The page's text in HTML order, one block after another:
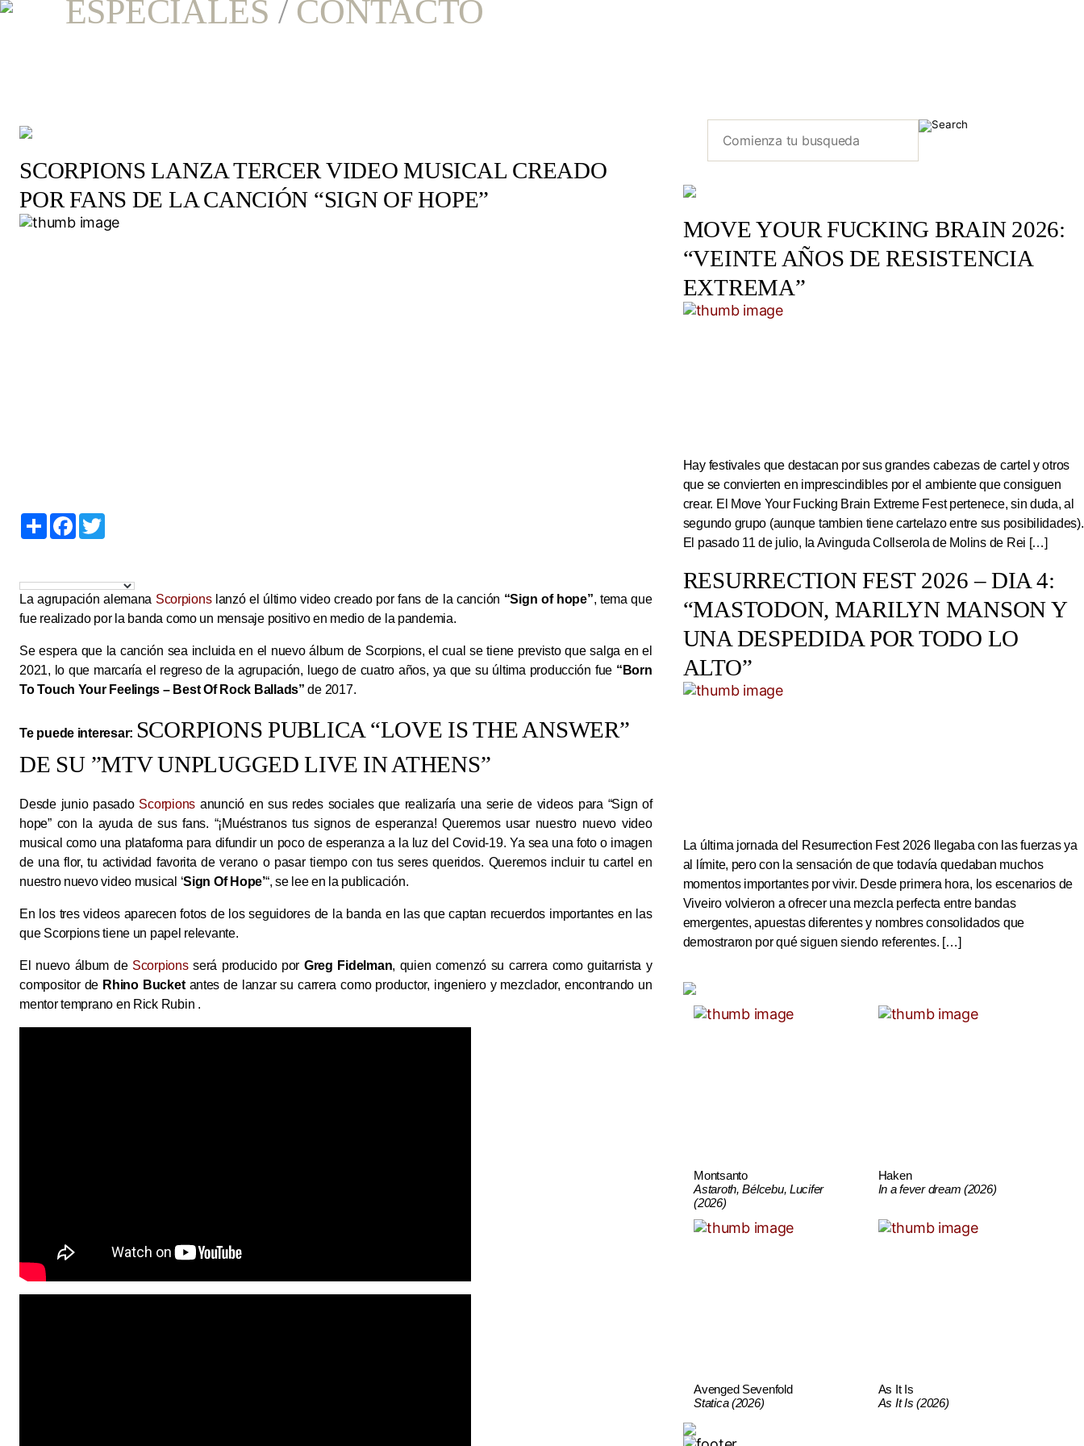
ESPECIALES / CONTACTO
SCORPIONS LANZA TERCER VIDEO MUSICAL CREADO
POR FANS DE LA CANCIÓN “SIGN OF HOPE”
S
h
F
a
o
o
k
e
r
La agrupación alemana Scorpionslanzó el último video creado por fans de la canción “Sign of hope”, tema que
fue realizado por la banda como un mensaje positivo en medio de la pandemia.
Se espera que la canción sea incluida en el nuevo álbum de Scorpions, el cual se tiene previsto que salga en el
2021, lo que marcaría el regreso de la agrupación, luego de cuatro años, ya que su última producción fue “Born
To Touch Your Feelings – Best Of Rock Ballads” de 2017.
Te puede interesar: SCORPIONS PUBLICA “LOVE IS THE ANSWER”
DE SU ”MTV UNPLUGGED LIVE IN ATHENS”
Desde junio pasado Scorpions anunció en sus redes sociales que realizaría una serie de videos para “Sign of
hope” con la ayuda de sus fans. “¡Muéstranos tus signos de esperanza! Queremos usar nuestro nuevo video
musical como una plataforma para difundir un poco de esperanza a la luz del Covid-19. Ya sea una foto o imagen
de una flor, tu actividad favorita de verano o pasar tiempo con tus seres queridos. Queremos incluir tu cartel en
nuestro nuevo video musical ‘Sign Of Hope’“, se lee en la publicación.
En los tres videos aparecen fotos de los seguidores de la banda en las que captan recuerdos importantes en las
que Scorpions tiene un papel relevante.
El nuevo álbum de Scorpionsserá producido por Greg Fidelman, quien comenzó su carrera como guitarrista y
compositor de Rhino Bucketantes de lanzar su carrera como productor, ingeniero y mezclador, encontrando un
mentor temprano en Rick Rubin .
MOVE YOUR FUCKING BRAIN 2026:
“VEINTE AÑOS DE RESISTENCIA
EXTREMA”
Hay festivales que destacan por sus grandes cabezas de cartel y otros
que se convierten en imprescindibles por el ambiente que consiguen
crear. El Move Your Fucking Brain Extreme Fest pertenece, sin duda, al
segundo grupo (aunque tambien tiene cartelazo entre sus posibilidades).
El pasado 11 de julio, la Avinguda Collserola de Molins de Rei […]
RESURRECTION FEST 2026 – DIA 4:
“MASTODON, MARILYN MANSON Y
UNA DESPEDIDA POR TODO LO
ALTO”
La última jornada del Resurrection Fest 2026 llegaba con las fuerzas ya
al límite, pero con la sensación de que todavía quedaban muchos
momentos importantes por vivir. Desde primera hora, los escenarios de
Viveiro volvieron a ofrecer una mezcla perfecta entre bandas
emergentes, apuestas diferentes y nombres consolidados que
demostraron por qué siguen siendo referentes. […]
Montsanto
Astaroth, Bélcebu, Lucifer
(2026)
Haken
In a fever dream (2026)
Avenged Sevenfold
Statica (2026)
As It Is
As It Is (2026)